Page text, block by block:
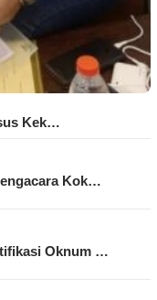
Kek…
Kok…
Oknum …